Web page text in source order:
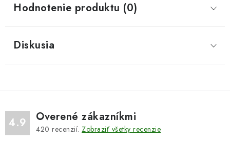
Hodnotenie produktu (0)
Diskusia
4.9 Overené zákazníkmi
420 recenzií. Zobraziť všetky recenzie